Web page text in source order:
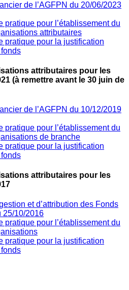
de l’AGFPN du 20/06/2023
pratique pour l’établissement du
attributaires
pratique pour la justification
attributaires pour les
(à remettre avant le 30 juin de
de l’AGFPN du 10/12/2019
pratique pour l’établissement du
de branche
pratique pour la justification
attributaires pour les
et d’attribution des Fonds
25/10/2016
pratique pour l’établissement du
pratique pour la justification